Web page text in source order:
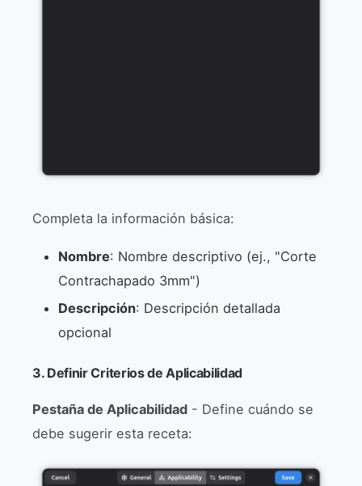
Completa la información básica:
Nombre: Nombre descriptivo (ej., "Corte
Contrachapado 3mm")
Descripción: Descripción detallada
opcional
3. Definir Criterios de Aplicabilidad
Pestaña de Aplicabilidad - Define cuándo se
debe sugerir esta receta: